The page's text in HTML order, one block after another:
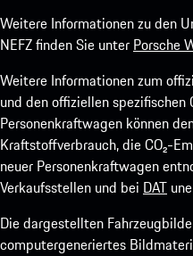
Weitere Informationen zu den
NEFZ finden Sie unter Porsche
Weitere Informationen zum
und den offiziellen spezifischen
Personenkraftwagen können
Kraftstoffverbrauch, die CO₂-
neuer Personenkraftwagen
Verkaufsstellen und bei DAT
Die dargestellten
computergeneriertes